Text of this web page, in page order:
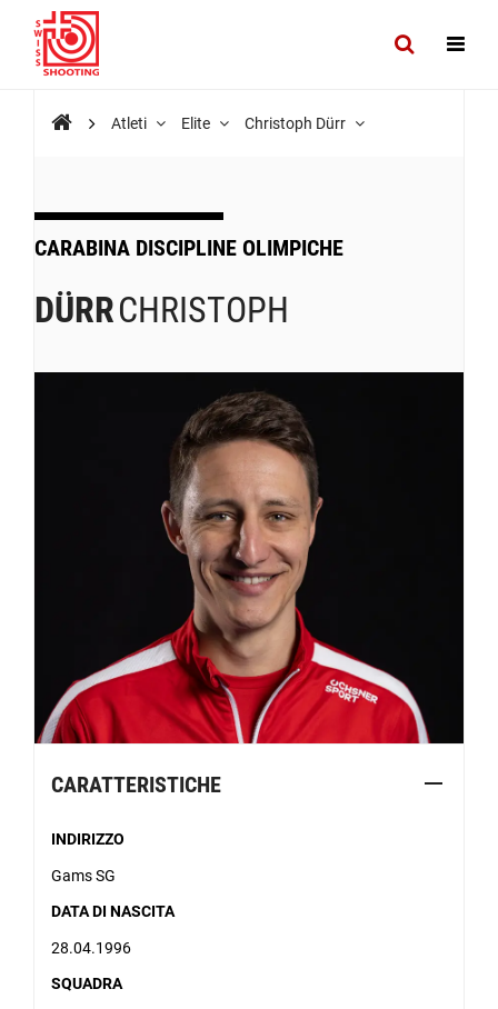
Atleti Elite Christoph Dürr
CARABINA DISCIPLINE OLIMPICHE
DÜRRCHRISTOPH
CARATTERISTICHE
INDIRIZZO
Gams SG
DATA DI NASCITA
28.04.1996
SQUADRA